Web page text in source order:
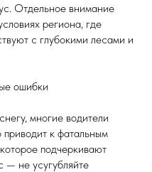
Отдельное внимание
региона, где
с глубокими лесами и
ошибки
многие водители
приводит к фатальным
подчеркивают
— не усугубляйте